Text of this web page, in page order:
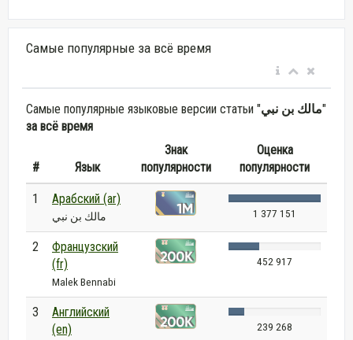
Самые популярные за всё время
Самые популярные языковые версии статьи "مالك بن نبي"
за всё время
# Язык
Знак
популярности
Оценка
популярности
1 Арабский (ar)
مالك بن نبي 1 377 151
2
Французский
(fr)
Malek Bennabi
452 917
3
Английский
(en)
239 268